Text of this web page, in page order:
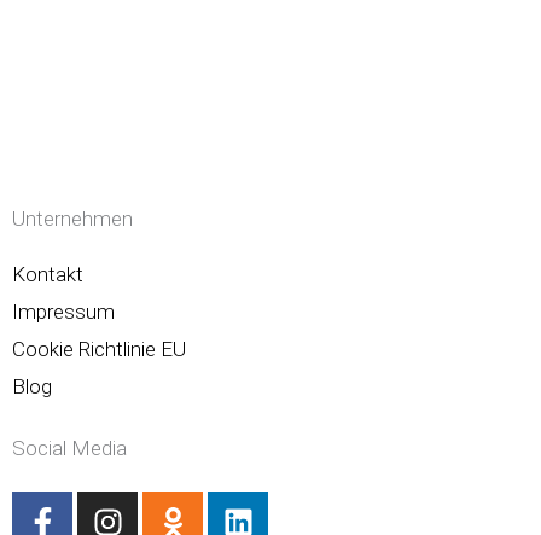
Unternehmen
Kontakt
Impressum
Cookie Richtlinie EU
Blog
Social Media
F
I
O
L